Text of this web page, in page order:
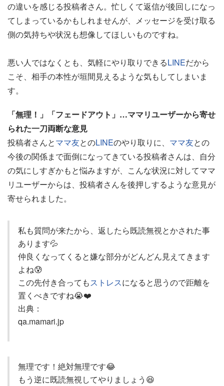
の違いを感じる投稿者さん。忙しくて返信が後回しになっ
てしまっているかもしれませんが、メッセージを受け取る
側の気持ちや状況も想像してほしいものですね。
悪い人ではなくとも、気軽にやり取りできるLINEだから
こそ、相手の本性が垣間見えるような気もしてしまいま
す。
「無理！」「フェードアウト」…ママリユーザーから寄せ
られた一刀両断な意見
投稿者さんとママ友とのLINEのやり取りに、 ママ友との
今後の関係まで面倒になってきている投稿者さんは、自分
の気にしすぎかもと悩みますが、こんな状況に対してママ
リユーザーからは、投稿者さんを後押しするような意見が
寄せられました。
私も質問が来たから、返したら既読無視とかされた事
あります💦
仲良くなってくると嫌な部分がどんどん見えてきます
よね😰
この先付き合ってもストレスになると思うので距離を
置くべきですね😭❤️
出典：
qa.mamari.jp
無理です！絶対無理です😂
もう逆に既読無視してやりましょう😆